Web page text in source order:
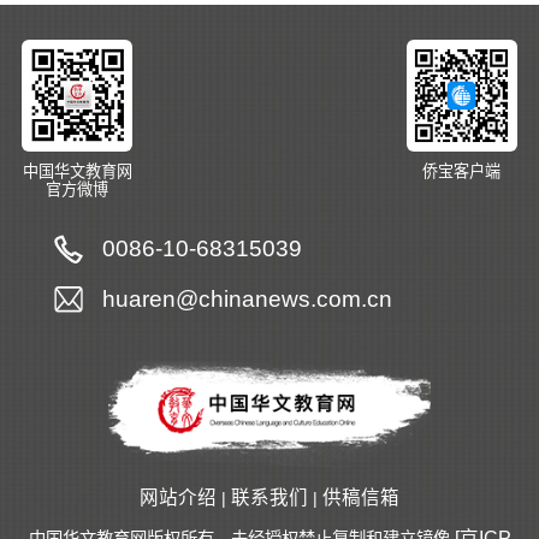
中国华文教育网
官方微博
侨宝客户端
0086-10-68315039
huaren@chinanews.com.cn
网站介绍 | 联系我们 | 供稿信箱